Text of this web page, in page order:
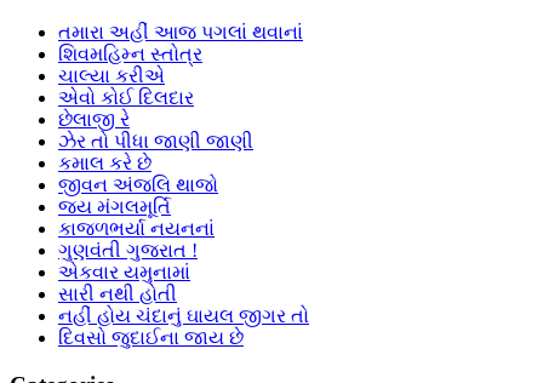
તમારા અહીં આજ પગલાં થવાનાં
શિવમહિમ્ન સ્તોત્ર
ચાલ્યા કરીએ
એવો કોઈ દિલદાર
છેલાજી રે
ઝેર તો પીધા જાણી જાણી
કમાલ કરે છે
જીવન અંજલિ થાજો
જય મંગલમૂર્તિ
કાજળભર્યા નયનનાં
ગુણવંતી ગુજરાત !
એકવાર યમુનામાં
સારી નથી હોતી
નહીં હોય ચંદાનું ઘાયલ જીગર તો
દિવસો જુદાઈના જાય છે